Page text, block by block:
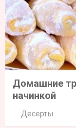
Домашние
начинкой
Десерты